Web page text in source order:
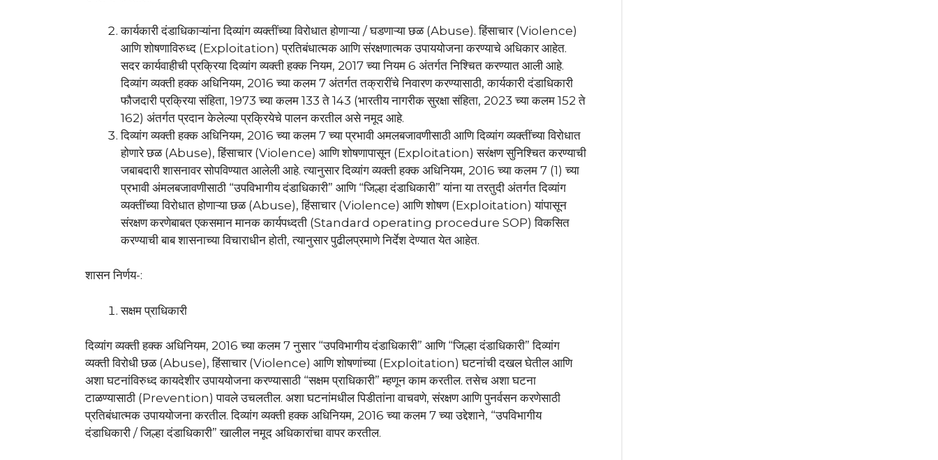
कार्यकारी दंडाधिकाऱ्यांना दिव्यांग व्यक्तींच्या विरोधात होणाऱ्या / घडणाऱ्या छळ (Abuse). हिंसाचार (Violence)
आणि शोषणाविरुध्द (Exploitation) प्रतिबंधात्मक आणि संरक्षणात्मक उपाययोजना करण्याचे अधिकार आहेत.
सदर कार्यवाहीची प्रक्रिया दिव्यांग व्यक्ती हक्क नियम, 2017 च्या नियम 6 अंतर्गत निश्चित करण्यात आली आहे.
दिव्यांग व्यक्ती हक्क अधिनियम, 2016 च्या कलम 7 अंतर्गत तक्रारींचे निवारण करण्यासाठी, कार्यकारी दंडाधिकारी
फौजदारी प्रक्रिया संहिता, 1973 च्या कलम 133 ते 143 (भारतीय नागरीक सुरक्षा संहिता, 2023 च्या कलम 152 ते
162) अंतर्गत प्रदान केलेल्या प्रक्रियेचे पालन करतील असे नमूद आहे.
दिव्यांग व्यक्ती हक्क अधिनियम, 2016 च्या कलम 7 च्या प्रभावी अमलबजावणीसाठी आणि दिव्यांग व्यक्तींच्या विरोधात
होणारे छळ (Abuse), हिंसाचार (Violence) आणि शोषणापासून (Exploitation) सरंक्षण सुनिश्चित करण्याची
जबाबदारी शासनावर सोपविण्यात आलेली आहे. त्यानुसार दिव्यांग व्यक्ती हक्क अधिनियम, 2016 च्या कलम 7 (1) च्या
प्रभावी अंमलबजावणीसाठी “उपविभागीय दंडाधिकारी” आणि “जिल्हा दंडाधिकारी” यांना या तरतुदी अंतर्गत दिव्यांग
व्यक्तींच्या विरोधात होणाऱ्या छळ (Abuse), हिंसाचार (Violence) आणि शोषण (Exploitation) यांपासून
संरक्षण करणेबाबत एकसमान मानक कार्यपध्दती (Standard operating procedure SOP) विकसित
करण्याची बाब शासनाच्या विचाराधीन होती, त्यानुसार पुढीलप्रमाणे निर्देश देण्यात येत आहेत.
शासन निर्णय-:
सक्षम प्राधिकारी
दिव्यांग व्यक्ती हक्क अधिनियम, 2016 च्या कलम 7 नुसार “उपविभागीय दंडाधिकारी” आणि “जिल्हा दंडाधिकारी” दिव्यांग
व्यक्ती विरोधी छळ (Abuse), हिंसाचार (Violence) आणि शोषणांच्या (Exploitation) घटनांची दखल घेतील आणि
अशा घटनांविरुध्द कायदेशीर उपाययोजना करण्यासाठी “सक्षम प्राधिकारी” म्हणून काम करतील. तसेच अशा घटना
टाळण्यासाठी (Prevention) पावले उचलतील. अशा घटनांमधील पिडीतांना वाचवणे, संरक्षण आणि पुनर्वसन करणेसाठी
प्रतिबंधात्मक उपाययोजना करतील. दिव्यांग व्यक्ती हक्क अधिनियम, 2016 च्या कलम 7 च्या उद्देशाने, “उपविभागीय
दंडाधिकारी / जिल्हा दंडाधिकारी” खालील नमूद अधिकारांचा वापर करतील.